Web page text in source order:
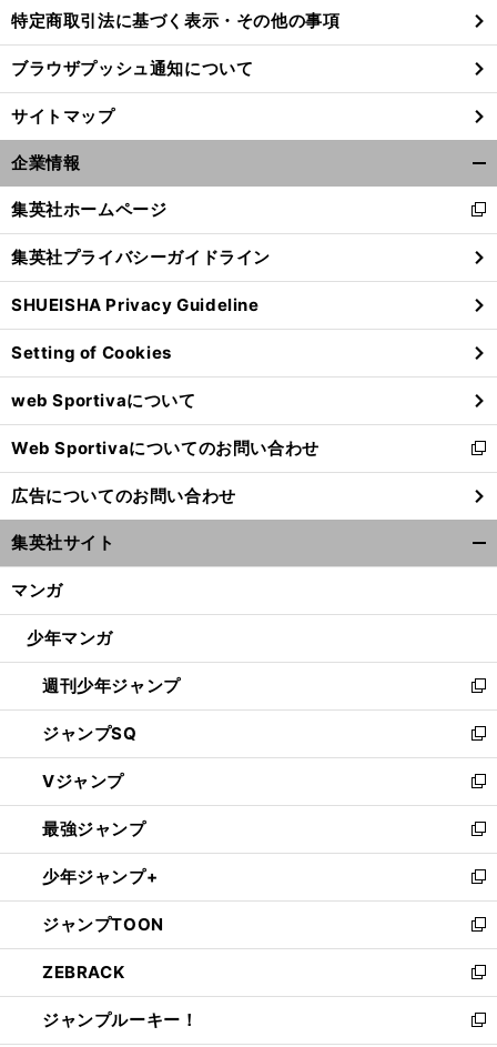
前
特定商取引法に基づく表示・その他の事項
ブラウザプッシュ通知について
サイトマップ
企業情報
閉
る
集英社ホームページ
新
し
い
ウ
ィ
ン
ド
ウ
で
開
く
集英社プライバシーガイドライン
SHUEISHA Privacy Guideline
Setting of Cookies
web Sportivaについて
Web Sportivaについてのお問い合わせ
新
し
い
ウ
ィ
ン
ウ
開
く
広告についてのお問い合わせ
集英社サイト
マンガ
少年マンガ
週刊少年ジャンプ
新
し
い
ウ
ィ
ン
ド
ウ
で
開
く
ジャンプSQ
新
し
い
ウ
ィ
ン
ド
ウ
で
開
く
Vジャンプ
新
し
い
ウ
ィ
ン
ド
ウ
で
開
く
最強ジャンプ
新
し
い
ウ
ィ
ン
ド
ウ
で
少年ジャンプ+
新
し
い
ウ
ィ
ン
ド
ジャンプTOON
新
し
い
ウ
ィ
ZEBRACK
新
し
い
ジャンプルーキー！
新